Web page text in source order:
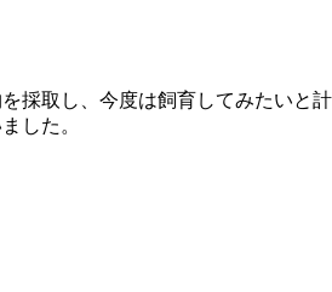
採取し、今度は飼育してみたいと
した。